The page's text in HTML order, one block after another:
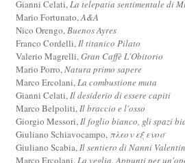
Gianni Celati,La telepatia sentimentale di
Mario Fortunato,A&A
Nico Orengo,Buenos Ayres
Franco Cordelli,Il titanico Pilato
Valerio Magrelli,Gran Caffè L'Obitorio
Mario Porro,Natura primo sapere
Marco Ercolani,La combustione muta
Gianni Celati,Il desiderio di essere capiti
Marco Belpoliti,Il braccio e l'osso
Giorgio Messori,Il foglio bianco, gli spazi
Giuliano Schiavocampo,πλεον εξ ενοσ
Giuliano Scabia,Il sentiero di Nanni
Marco Ercolani,La veglia. Appunti per